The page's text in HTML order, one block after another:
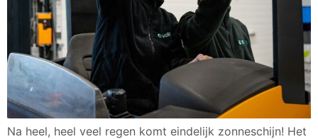
Na heel, heel veel regen komt eindelijk zonneschijn! Het